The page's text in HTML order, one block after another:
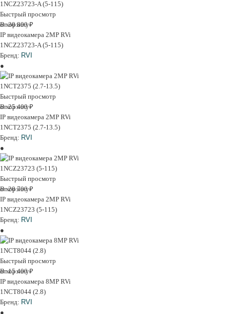
Быстрый просмотр
В корзину
от 30 800 ₽
IP видеокамера 2MP RVi
1NCZ23723-A (5-115)
Бренд: RVI
Быстрый просмотр
В корзину
от 25 400 ₽
IP видеокамера 2MP RVi
1NCT2375 (2.7-13.5)
Бренд: RVI
Быстрый просмотр
В корзину
от 20 700 ₽
IP видеокамера 2MP RVi
1NCZ23723 (5-115)
Бренд: RVI
Быстрый просмотр
В корзину
от 15 400 ₽
IP видеокамера 8MP RVi
1NCT8044 (2.8)
Бренд: RVI